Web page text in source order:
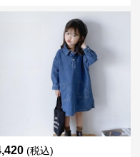
(税込)